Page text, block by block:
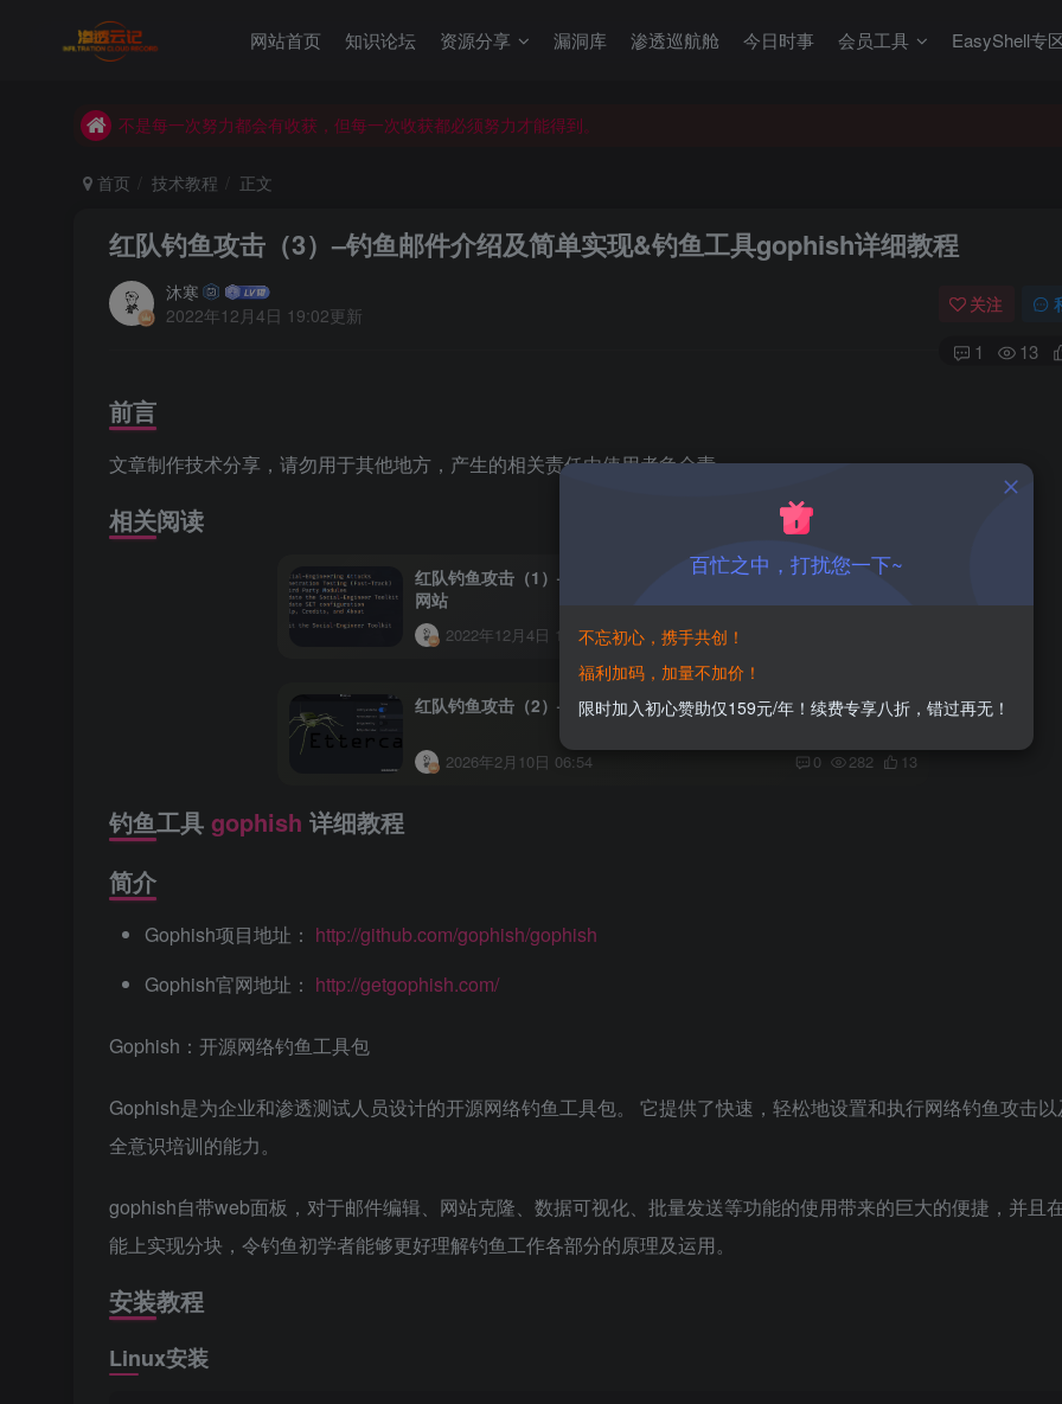
网站首页 知识论坛 资源分享 漏洞库 渗透巡航舱 今日时事 会员工具 EasyShell专
渗透云记 - 官网 www. encenc .com
不是每一次努力都会有收获，但每一次收获都必须努力才能得到。
首页 技术教程 正文
红队钓鱼攻击（3）–钓鱼邮件介绍及简单实现&钓鱼工具gophish详细教程
沐寒
2022年12月4日 19:02更新
关注
1 13
前言
文章制作技术分享，请勿用于其他地方，产生的相关责任由使用者负全责。
相关阅读
红队钓鱼攻击（1）–钓鱼网站介绍及kali利用setoolkit工具制作钓鱼
网站
2022年12月4日 18:56
红队钓鱼攻击（2）–DNS劫持&域名劫持介绍及Ettercap实现
2026年2月10日 06:54 0 282 13
钓鱼工具 gophish 详细教程
简介
Gophish项目地址： http://github.com/gophish/gophish
Gophish官网地址： http://getgophish.com/
Gophish：开源网络钓鱼工具包
Gophish是为企业和渗透测试人员设计的开源网络钓鱼工具包。 它提供了快速，轻松地设置和执行网络钓鱼攻击以
全意识培训的能力。
gophish自带web面板，对于邮件编辑、网站克隆、数据可视化、批量发送等功能的使用带来的巨大的便捷，并且
能上实现分块，令钓鱼初学者能够更好理解钓鱼工作各部分的原理及运用。
安装教程
Linux安装
百忙之中，打扰您一下~
不忘初心，携手共创！
福利加码，加量不加价！
限时加入初心赞助仅159元/年！续费专享八折，错过再无！